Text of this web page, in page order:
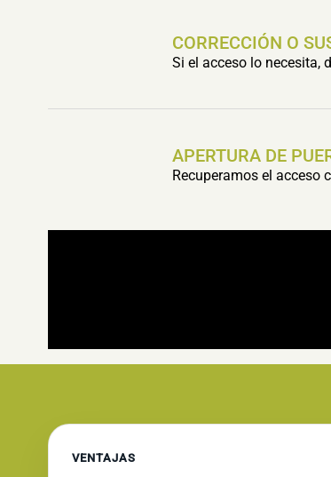
CORRECCIÓN O
Si el acceso lo necesita,
APERTURA DE
Recuperamos el acceso
VENTAJAS